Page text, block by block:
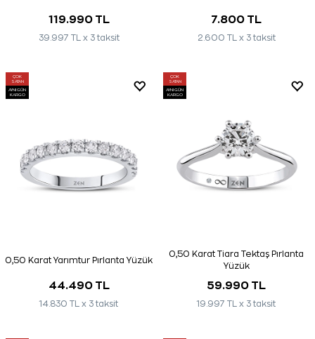
119.990 TL
39.997 TL x 3 taksit
7.800 TL
2.600 TL x 3 taksit
ÇOK
SATAN
AYNI GÜN
KARGO
0,50 Karat Yarımtur Pırlanta Yüzük
44.490 TL
14.830 TL x 3 taksit
ÇOK
SATAN
AYNI GÜN
KARGO
0,50 Karat Tiara Tektaş Pırlanta
Yüzük
59.990 TL
19.997 TL x 3 taksit